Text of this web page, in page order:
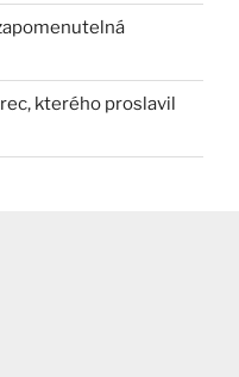
kterého proslavil